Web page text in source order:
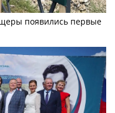
появились первые